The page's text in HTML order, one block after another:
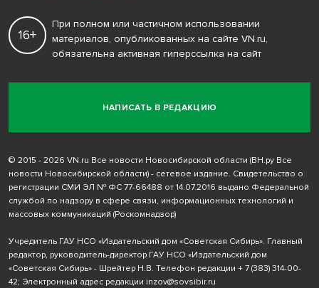
НАПИСАТЬ В РЕДАКЦИЮ
16+
При полном или частичном использовании
материалов, опубликованных на сайте VN.ru,
обязательна активная гиперссылка на сайт
© 2015 - 2026 VN.ru Все новости Новосибирской области (ВН.ру Все
новости Новосибирской области) - сетевое издание. Свидетельство о
регистрации СМИ ЭЛ № ФС 77-66488 от 14.07.2016 выдано Федеральной
службой по надзору в сфере связи, информационных технологий и
массовых коммуникаций (Роскомнадзор)
Учредитель ГАУ НСО «Издательский дом «Советская Сибирь». Главный
редактор, руководитель-директор ГАУ НСО «Издательский дом
«Советская Сибирь» - Шрейтер Н.В. Телефон редакции + 7 (383) 314-00-
42; Электронный адрес редакции inzov@sovsibir.ru